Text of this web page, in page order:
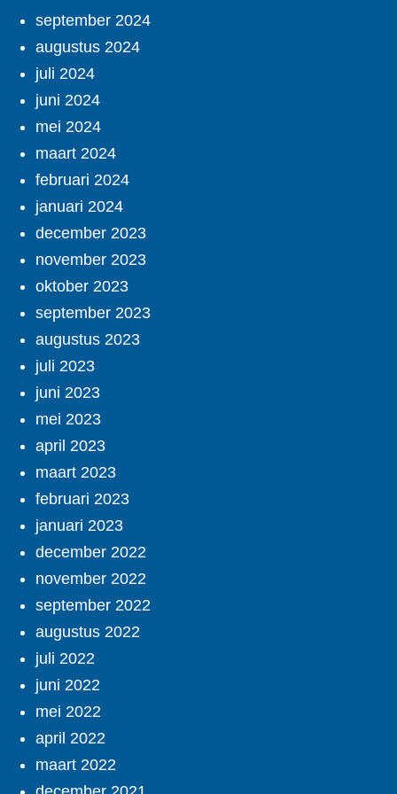
september 2024
augustus 2024
juli 2024
juni 2024
mei 2024
maart 2024
februari 2024
januari 2024
december 2023
november 2023
oktober 2023
september 2023
augustus 2023
juli 2023
juni 2023
mei 2023
april 2023
maart 2023
februari 2023
januari 2023
december 2022
november 2022
september 2022
augustus 2022
juli 2022
juni 2022
mei 2022
april 2022
maart 2022